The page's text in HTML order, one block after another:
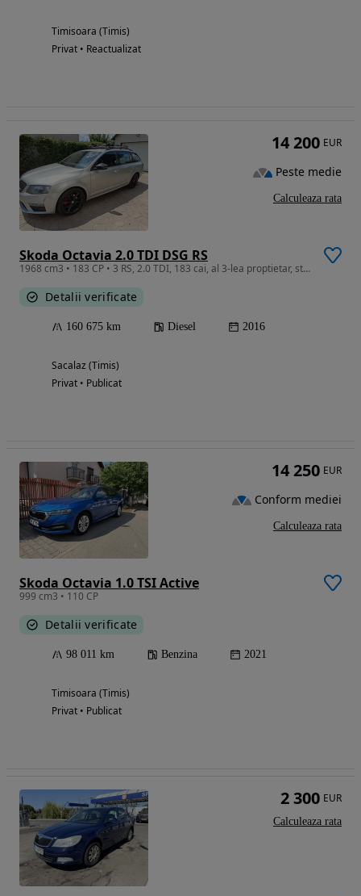
Timisoara (Timis)
Privat • Reactualizat
Skoda Octavia 2.0 TDI DSG RS
1968 cm3 • 183 CP • 3 RS, 2.0 TDI, 183 cai, al 3-lea proptietar, stare perfecta
Detalii verificate
160 675 km Diesel 2016
Sacalaz (Timis)
Privat • Publicat
14 200 EUR
Peste medie
Calculeaza rata
Skoda Octavia 1.0 TSI Active
999 cm3 • 110 CP
Detalii verificate
98 011 km Benzina 2021
Timisoara (Timis)
Privat • Publicat
14 250 EUR
Conform mediei
Calculeaza rata
2 300 EUR
Calculeaza rata